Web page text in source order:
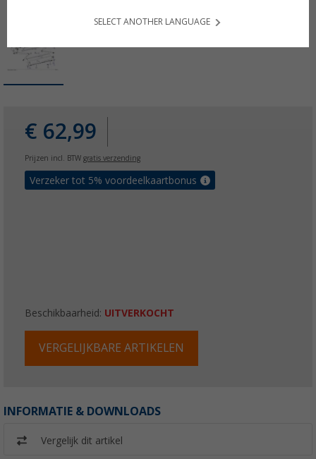
€ 62,99
Prijzen incl. BTW gratis verzending
Verzeker tot 5% voordeelkaartbonus
Beschikbaarheid: UITVERKOCHT
VERGELIJKBARE ARTIKELEN
INFORMATIE & DOWNLOADS
Vergelijk dit artikel
SELECT ANOTHER LANGUAGE